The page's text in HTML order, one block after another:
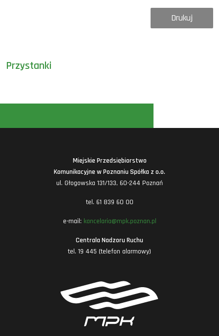
Przystanki
Drukuj
Miejskie Przedsiębiorstwo
Komunikacyjne w Poznaniu Spółka z o.o.
ul. Głogowska 131/133, 60-244 Poznań
tel. 61 839 60 00
e-mail: kancelaria@mpk.poznan.pl
Centrala Nadzoru Ruchu
tel. 19 445 (telefon alarmowy)